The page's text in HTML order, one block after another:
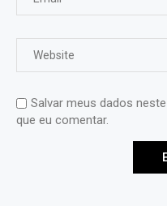
Salvar meus dados
que eu comentar.